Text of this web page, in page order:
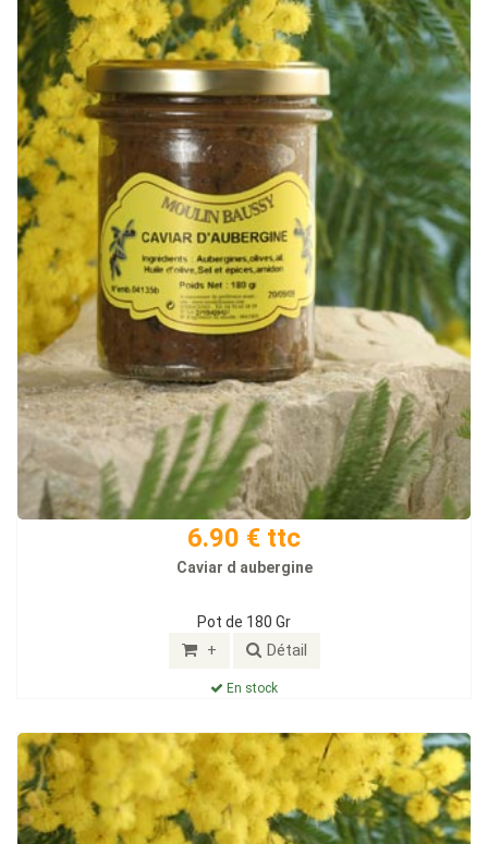
6.90 € ttc
Caviar d aubergine
Pot de 180 Gr
+ Détail
En stock